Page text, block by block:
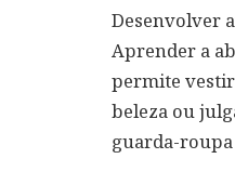
Desenvolver
Aprender a
permite
beleza ou
guarda-